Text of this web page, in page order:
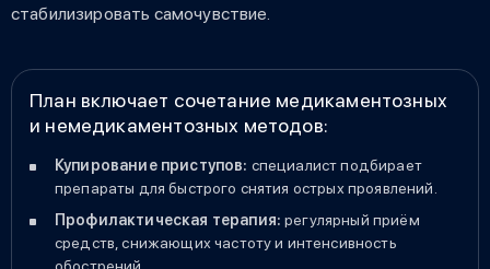
стабилизировать самочувствие.
План включает сочетание медикаментозных
и немедикаментозных методов:
Купирование приступов: специалист подбирает
препараты для быстрого снятия острых проявлений.
Профилактическая терапия: регулярный приём
средств, снижающих частоту и интенсивность